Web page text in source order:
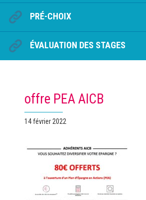
PRÉ-CHOIX
ÉVALUATION DES STAGES
offre PEA AICB
Publié
14 février 2022